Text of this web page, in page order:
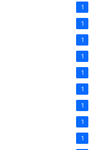
1
1
1
1
1
1
1
1
1